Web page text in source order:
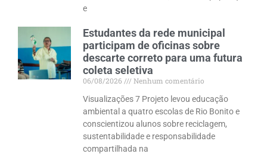
e
Estudantes da rede municipal
participam de oficinas sobre
descarte correto para uma futura
coleta seletiva
06/08/2026
Nenhum comentário
Visualizações 7 Projeto levou educação
ambiental a quatro escolas de Rio Bonito e
conscientizou alunos sobre reciclagem,
sustentabilidade e responsabilidade
compartilhada na